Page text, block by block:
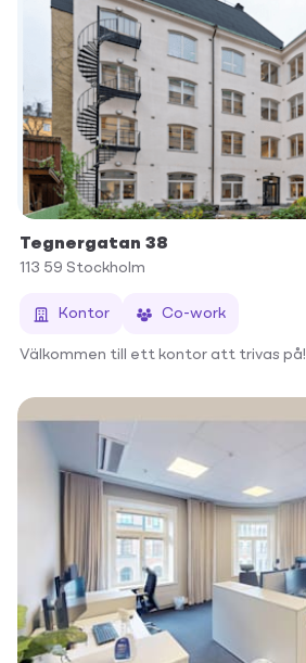
Tegnergatan 38
113 59 Stockholm
Kontor Co-work
Välkommen till ett kontor att trivas på!